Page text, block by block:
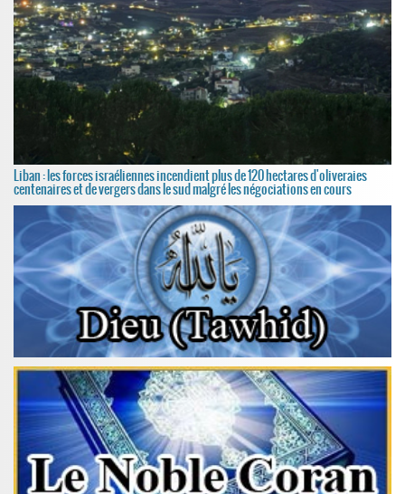
Liban : les forces israéliennes incendient plus de 120 hectares d'oliveraies
centenaires et de vergers dans le sud malgré les négociations en cours